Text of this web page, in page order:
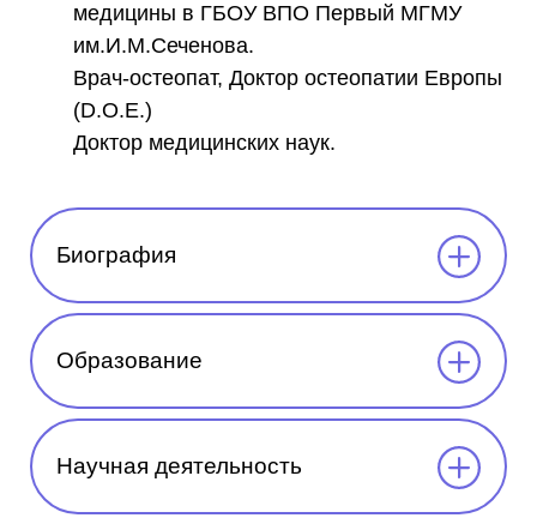
медицины в ГБОУ ВПО Первый МГМУ
им.И.М.Сеченова.
Врач-остеопат, Доктор остеопатии Европы
(D.O.E.)
Доктор медицинских наук.
Биография
Образование
Научная деятельность